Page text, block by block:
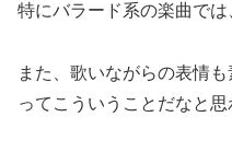
特にバラード系の楽曲では
また、歌いながらの表情
ってこういうことだなと思